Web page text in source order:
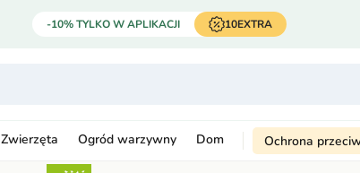
-10% TYLKO W APLIKACJI 10EXTRA
Zwierzęta Ogród warzywny Dom Ochrona